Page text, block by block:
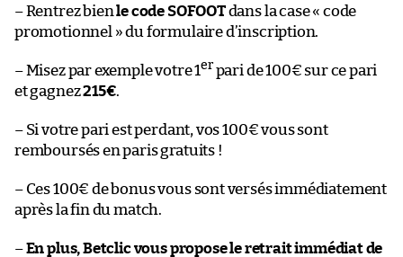
– Rentrez bienle code SOFOOTdans la case « code
promotionnel » du formulaire d’inscription.
– Misez par exemple votre 1er pari de 100€ sur ce pari
et gagnez215€.
– Si votre pari est perdant, vos 100€ vous sont
remboursés en paris gratuits !
– Ces 100€ de bonus vous sont versés immédiatement
après la fin du match.
–En plus, Betclic vous propose le retrait immédiat de